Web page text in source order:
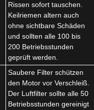
Rissen sofort tauschen.
Keilriemen altern auch
ohne sichtbare Schäden
und sollten alle 100 bis
200 Betriebsstunden
geprüft werden.
Saubere Filter schützen
den Motor vor Verschleiß.
Der Luftfilter sollte alle 50
Betriebsstunden gereinigt